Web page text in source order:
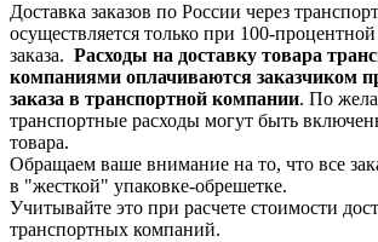
Доставка заказов по России через
осуществляется только при 100-
заказа. Расходы на доставку товара
компаниями оплачиваются заказчиком
заказа в транспортной компании. По
транспортные расходы могут быть
товара.
Обращаем ваше внимание на то, что все
в "жесткой" упаковке-обрешетке.
Учитывайте это при расчете стоимости
транспортных компаний.